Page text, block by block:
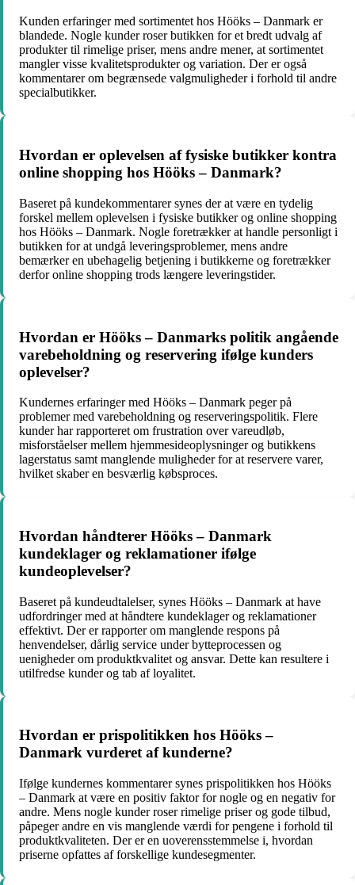
Kunden erfaringer med sortimentet hos Hööks – Danmark er
blandede. Nogle kunder roser butikken for et bredt udvalg af
produkter til rimelige priser, mens andre mener, at sortimentet
mangler visse kvalitetsprodukter og variation. Der er også
kommentarer om begrænsede valgmuligheder i forhold til andre
specialbutikker.
Hvordan er oplevelsen af fysiske butikker kontra
online shopping hos Hööks – Danmark?
Baseret på kundekommentarer synes der at være en tydelig
forskel mellem oplevelsen i fysiske butikker og online shopping
hos Hööks – Danmark. Nogle foretrækker at handle personligt i
butikken for at undgå leveringsproblemer, mens andre
bemærker en ubehagelig betjening i butikkerne og foretrækker
derfor online shopping trods længere leveringstider.
Hvordan er Hööks – Danmarks politik angående
varebeholdning og reservering ifølge kunders
oplevelser?
Kundernes erfaringer med Hööks – Danmark peger på
problemer med varebeholdning og reserveringspolitik. Flere
kunder har rapporteret om frustration over vareudløb,
misforståelser mellem hjemmesideoplysninger og butikkens
lagerstatus samt manglende muligheder for at reservere varer,
hvilket skaber en besværlig købsproces.
Hvordan håndterer Hööks – Danmark
kundeklager og reklamationer ifølge
kundeoplevelser?
Baseret på kundeudtalelser, synes Hööks – Danmark at have
udfordringer med at håndtere kundeklager og reklamationer
effektivt. Der er rapporter om manglende respons på
henvendelser, dårlig service under bytteprocessen og
uenigheder om produktkvalitet og ansvar. Dette kan resultere i
utilfredse kunder og tab af loyalitet.
Hvordan er prispolitikken hos Hööks –
Danmark vurderet af kunderne?
Ifølge kundernes kommentarer synes prispolitikken hos Hööks
– Danmark at være en positiv faktor for nogle og en negativ for
andre. Mens nogle kunder roser rimelige priser og gode tilbud,
påpeger andre en vis manglende værdi for pengene i forhold til
produktkvaliteten. Der er en uoverensstemmelse i, hvordan
priserne opfattes af forskellige kundesegmenter.